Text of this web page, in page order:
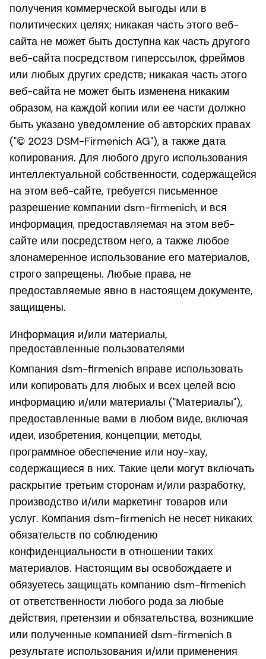
получения коммерческой выгоды или в
политических целях; никакая часть этого веб-
сайта не может быть доступна как часть другого
веб-сайта посредством гиперссылок, фреймов
или любых других средств; никакая часть этого
веб-сайта не может быть изменена никаким
образом, на каждой копии или ее части должно
быть указано уведомление об авторских правах
("© 2023 DSM-Firmenich AG"), а также дата
копирования. Для любого друго использования
интеллектуальной собственности, содержащейся
на этом веб-сайте, требуется письменное
разрешение компании dsm-firmenich, и вся
информация, предоставляемая на этом веб-
сайте или посредством него, а также любое
злонамеренное использование его материалов,
строго запрещены. Любые права, не
предоставляемые явно в настоящем документе,
защищены.
Информация и/или материалы,
предоставленные пользователями
Компания dsm-firmenich вправе использовать
или копировать для любых и всех целей всю
информацию и/или материалы ("Материалы"),
предоставленные вами в любом виде, включая
идеи, изобретения, концепции, методы,
программное обеспечение или ноу-хау,
содержащиеся в них. Такие цели могут включать
раскрытие третьим сторонам и/или разработку,
производство и/или маркетинг товаров или
услуг. Компания dsm-firmenich не несет никаких
обязательств по соблюдению
конфиденциальности в отношении таких
материалов. Настоящим вы освобождаете и
обязуетесь защищать компанию dsm-firmenich
от ответственности любого рода за любые
действия, претензии и обязательства, возникшие
или полученные компанией dsm-firmenich в
результате использования и/или применения